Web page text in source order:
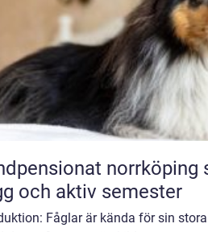
norrköping så hittar hunden en
och aktiv semester
Fåglar är kända för sin